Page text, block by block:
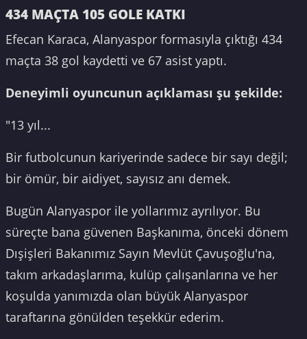
434 MAÇTA 105 GOLE KATKI
Efecan Karaca, Alanyaspor formasıyla çıktığı 434
maçta 38 gol kaydetti ve 67 asist yaptı.
Deneyimli oyuncunun açıklaması şu şekilde:
"13 yıl...
Bir futbolcunun kariyerinde sadece bir sayı değil;
bir ömür, bir aidiyet, sayısız anı demek.
Bugün Alanyaspor ile yollarımız ayrılıyor. Bu
süreçte bana güvenen Başkanıma, önceki dönem
Dışişleri Bakanımız Sayın Mevlüt Çavuşoğlu'na,
takım arkadaşlarıma, kulüp çalışanlarına ve her
koşulda yanımızda olan büyük Alanyaspor
taraftarına gönülden teşekkür ederim.